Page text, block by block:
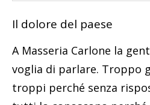
Il dolore del paese
A Masseria Carlone la
voglia di parlare. Troppo
troppi perché senza